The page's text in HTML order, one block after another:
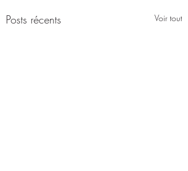
Posts récents Voir tout